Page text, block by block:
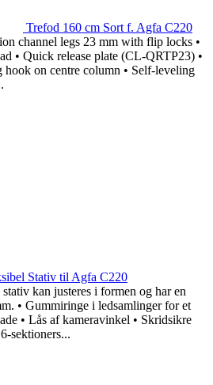
Trefod 160 cm Sort f. Agfa C220
channel legs 23 mm with flip locks •
• Quick release plate (CL-QRTP23) •
hook on centre column • Self-leveling
Stativ til Agfa C220
kan justeres i formen og har en
• Gummiringe i ledsamlinger for et
• Lås af kameravinkel • Skridsikre
sektioners...